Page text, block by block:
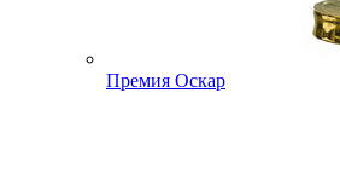
Премия Оскар